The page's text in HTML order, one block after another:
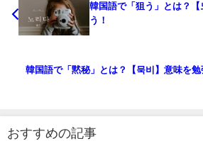
韓国語で「狙う」とは？
う！
韓国語で「黙秘」とは？【묵비】意味を勉
おすすめの記事